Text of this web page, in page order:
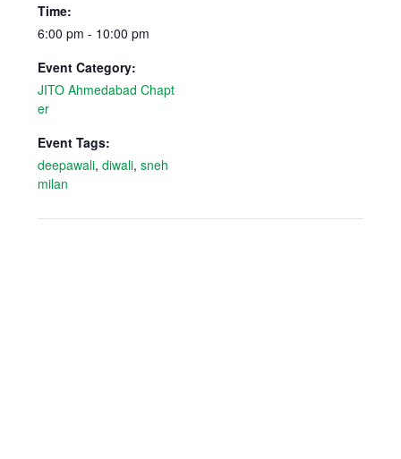
Time:
6:00 pm - 10:00 pm
Event Category:
JITO Ahmedabad Chapt
er
Event Tags:
deepawali,diwali,sneh
milan